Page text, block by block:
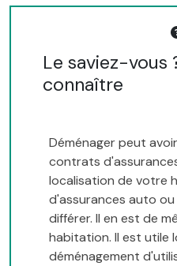
Le saviez-vous
connaître
Déménager peut
contrats
localisation de votre
d'assurances auto
différer. Il en est de
habitation. Il est utile
déménagement